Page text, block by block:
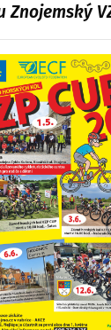
Znojemský